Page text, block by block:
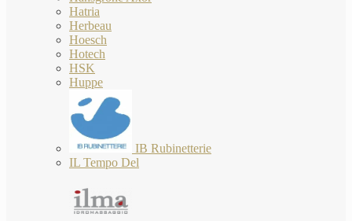
Hatria
Herbeau
Hoesch
Hotech
HSK
Huppe
IB Rubinetterie
IL Tempo Del